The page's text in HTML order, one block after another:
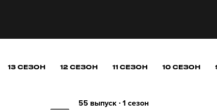
13 СЕЗОН 12 СЕЗОН 11 СЕЗОН 10 СЕЗОН
55 выпуск ∙ 1 сезон